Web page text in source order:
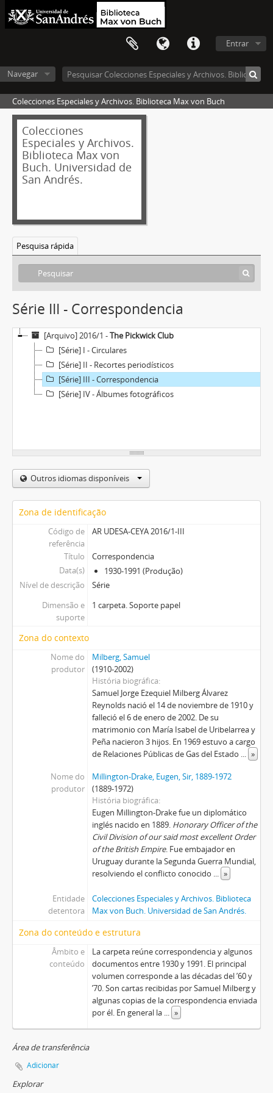
Entrar
Navegar
Colecciones Especiales y Archivos. Biblioteca Max von Buch
Colecciones
Especiales y Archivos.
Biblioteca Max von
Buch. Universidad de
San Andrés.
Pesquisa rápida
Série III - Correspondencia
[Arquivo] 2016/1 -The Pickwick Club
[Série] I - Circulares
[Série] II - Recortes periodísticos
[Série] III - Correspondencia
[Série] IV - Álbumes fotográficos
Outros idiomas disponíveis
Zona de identificação
Código de
referência
AR UDESA-CEYA 2016/1-III
Título
Correspondencia
Data(s)
1930-1991 (Produção)
Nível de descrição
Série
Dimensão e
suporte
1 carpeta. Soporte papel
Zona do contexto
Nome do
produtor
Milberg, Samuel
(1910-2002)
História biográfica
Samuel Jorge Ezequiel Milberg Álvarez
Reynolds nació el 14 de noviembre de 1910 y
falleció el 6 de enero de 2002. De su
matrimonio con María Isabel de Uribelarrea y
Peña nacieron 3 hijos. En 1969 estuvo a cargo
de Relaciones Públicas de Gas del Estado ... »
Nome do
produtor
Millington-Drake, Eugen, Sir, 1889-1972
(1889-1972)
História biográfica
Eugen Millington-Drake fue un diplomático
inglés nacido en 1889. Honorary Officer of the
Civil Division of our said most excellent Order
of the British Empire. Fue embajador en
Uruguay durante la Segunda Guerra Mundial,
resolviendo el conflicto conocido ... »
Entidade
detentora
Colecciones Especiales y Archivos. Biblioteca
Max von Buch. Universidad de San Andrés.
Zona do conteúdo e estrutura
Âmbito e
conteúdo
La carpeta reúne correspondencia y algunos
documentos entre 1930 y 1991. El principal
volumen corresponde a las décadas del ’60 y
’70. Son cartas recibidas por Samuel Milberg y
algunas copias de la correspondencia enviada
por él. En general la ... »
Área de transferência
Adicionar
Explorar